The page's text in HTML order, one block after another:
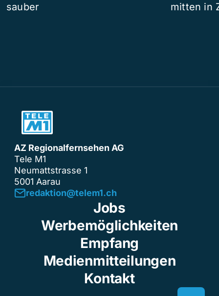
sauber
mitten in
AZ Regionalfernsehen AG
Tele M1
Neumattstrasse 1
5001 Aarau
redaktion@telem1.ch
Jobs
Werbemöglichkeiten
Empfang
Medienmitteilungen
Kontakt